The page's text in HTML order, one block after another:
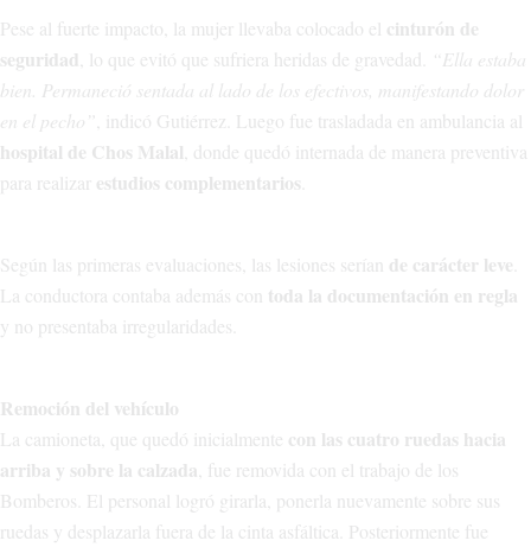
Pese al fuerte impacto, la mujer llevaba colocado el cinturón de
seguridad, lo que evitó que sufriera heridas de gravedad.
“Ella estaba
bien. Permaneció sentada al lado de los efectivos, manifestando dolor
en el pecho”, indicó Gutiérrez. Luego fue trasladada en ambulancia al
hospital de Chos Malal, donde quedó internada de manera preventiva
para realizar estudios complementarios
Según las primeras evaluaciones, las lesiones serían de carácter leve
La conductora contaba además con toda la documentación en regla
y no presentaba irregularidades.
Remoción del vehículo
La camioneta, que quedó inicialmente con las cuatro ruedas hacia
arriba y sobre la calzada, fue removida con el trabajo de los
Bomberos. El personal logró girarla, ponerla nuevamente sobre sus
ruedas y desplazarla fuera de la cinta asfáltica. Posteriormente fue